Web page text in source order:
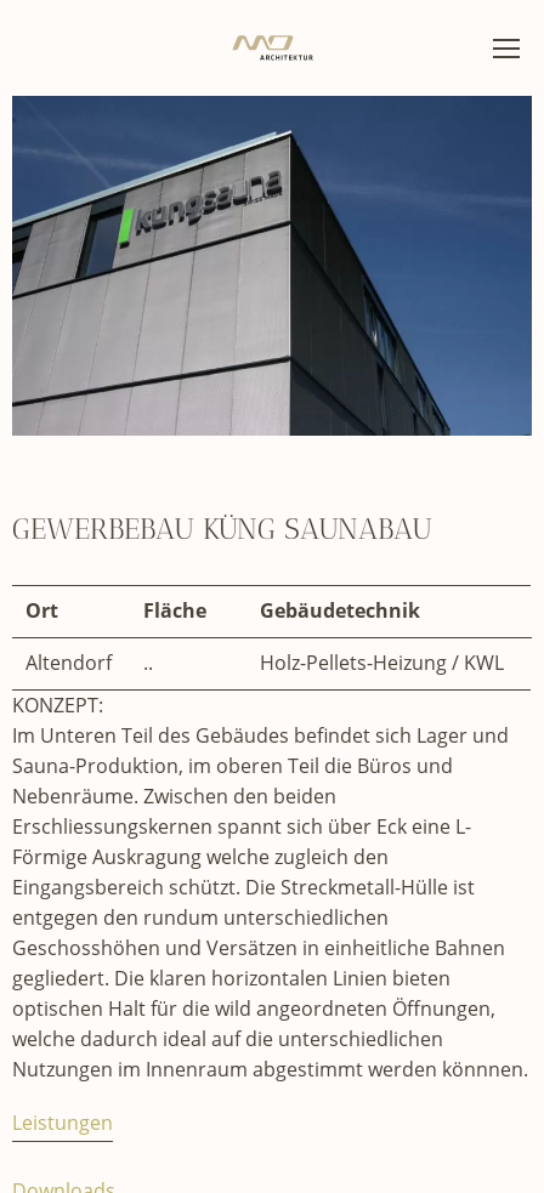
GEWERBEBAU KÜNG SAUNABAU
Ort Fläche
Gebäudetechnik
Altendorf
..
Holz-Pellets-Heizung / KWL
KONZEPT:
Im Unteren Teil des Gebäudes befindet sich Lager und
Sauna-Produktion, im oberen Teil die Büros und
Nebenräume. Zwischen den beiden
Erschliessungskernen spannt sich über Eck eine L-
Förmige Auskragung welche zugleich den
Eingangsbereich schützt. Die Streckmetall-Hülle ist
entgegen den rundum unterschiedlichen
Geschosshöhen und Versätzen in einheitliche Bahnen
gegliedert. Die klaren horizontalen Linien bieten
optischen Halt für die wild angeordneten Öffnungen,
welche dadurch ideal auf die unterschiedlichen
Nutzungen im Innenraum abgestimmt werden könnnen.
Leistungen